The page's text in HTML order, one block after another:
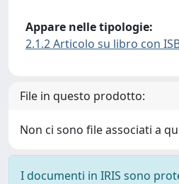
Appare nelle tipologie:
2.1.2 Articolo su libro con
File in questo prodotto:
Non ci sono file associati a
I documenti in IRIS sono